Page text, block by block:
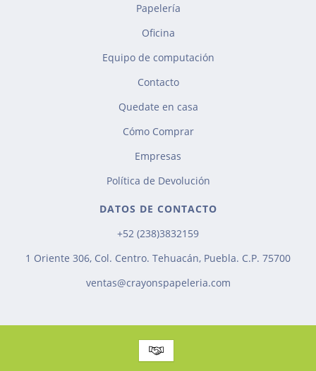
Papelería
Oficina
Equipo de computación
Contacto
Quedate en casa
Cómo Comprar
Empresas
Política de Devolución
DATOS DE CONTACTO
+52 (238)3832159
1 Oriente 306, Col. Centro. Tehuacán, Puebla. C.P. 75700
ventas@crayonspapeleria.com